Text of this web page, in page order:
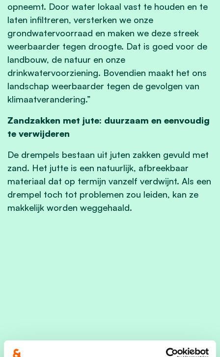
opneemt. Door water lokaal vast te houden en te
laten infiltreren, versterken we onze
grondwatervoorraad en maken we deze streek
weerbaarder tegen droogte. Dat is goed voor de
landbouw, de natuur en onze
drinkwatervoorziening. Bovendien maakt het ons
landschap weerbaarder tegen de gevolgen van
klimaatverandering.”
Zandzakken met jute: duurzaam en eenvoudig
te verwijderen
De drempels bestaan uit juten zakken gevuld met
zand. Het jutte is een natuurlijk, afbreekbaar
materiaal dat op termijn vanzelf verdwijnt. Als een
drempel toch tot problemen zou leiden, kan ze
makkelijk worden weggehaald.